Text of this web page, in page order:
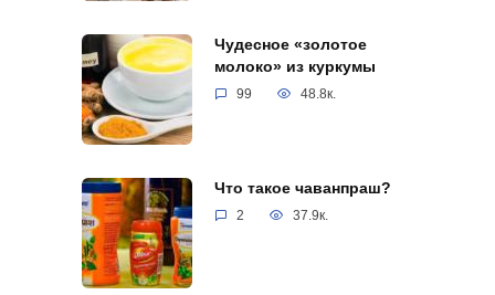
Чудесное «золотое
молоко» из куркумы
99 48.8к.
Что такое чаванпраш?
2 37.9к.